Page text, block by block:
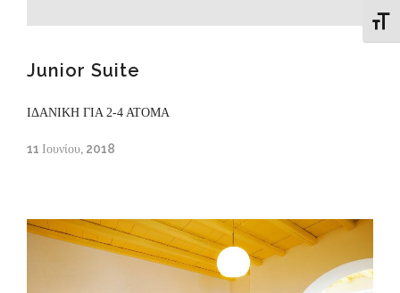
Junior Suite
ΙΔΑΝΙΚΗ ΓΙΑ 2-4 ΑΤΟΜΑ
11 Ιουνίου, 2018